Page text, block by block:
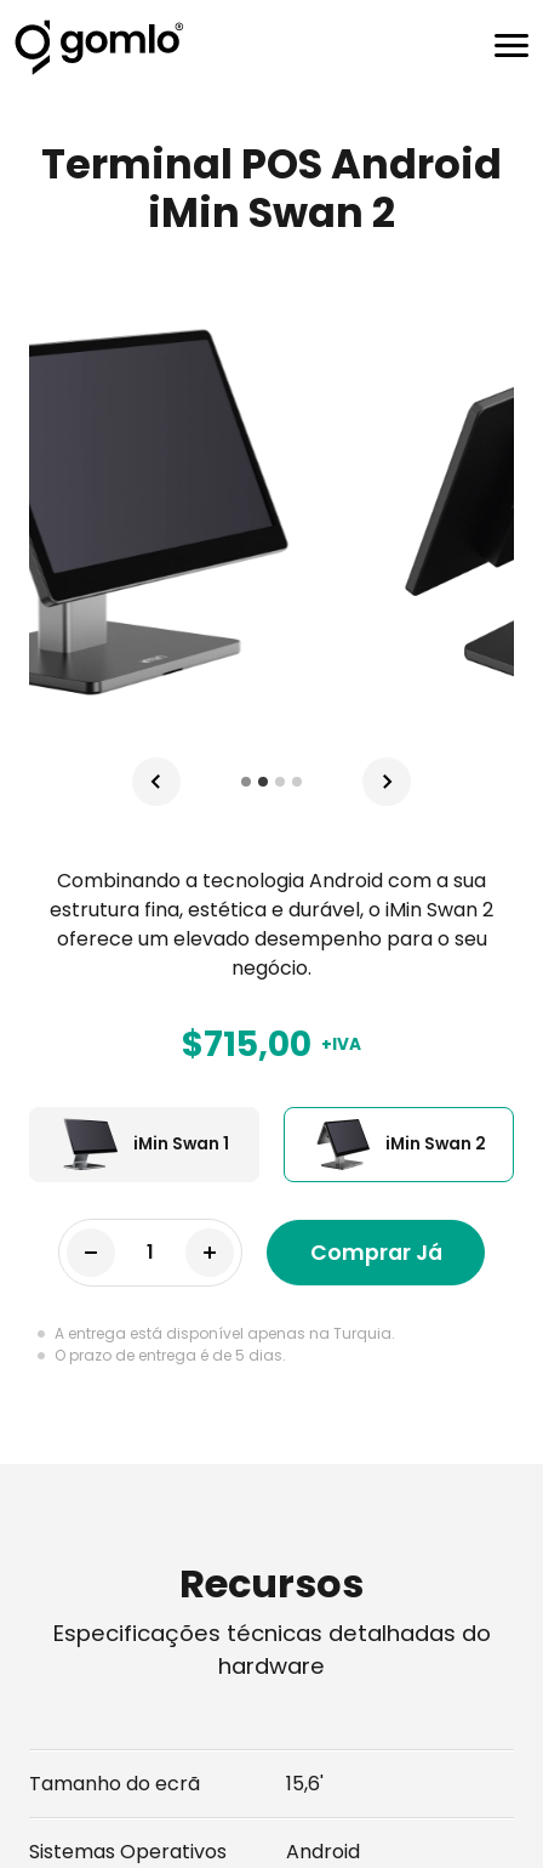
Terminal POS Android
iMin Swan 2
Combinando a tecnologia Android com a sua
estrutura fina, estética e durável, o iMin Swan 2
oferece um elevado desempenho para o seu
negócio.
$715,00 +IVA
iMin Swan 1 iMin Swan 2
Comprar Já
A entrega está disponível apenas na Turquia.
O prazo de entrega é de 5 dias.
Recursos
Especificações técnicas detalhadas do
hardware
Tamanho do ecrã 15,6'
Sistemas Operativos Android